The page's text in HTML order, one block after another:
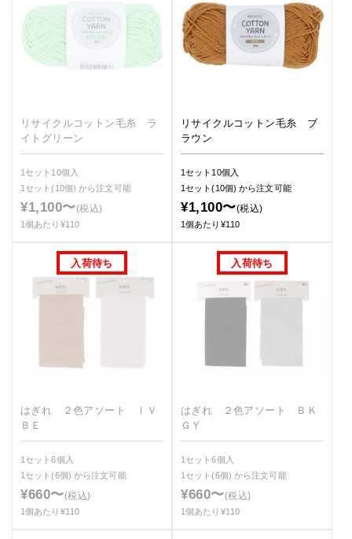
リサイクルコットン毛糸 ラ
イトグリーン
1セット10個入
1セット(10個)から注文可能
¥1,100〜(税込)
1個あたり¥110
リサイクルコットン毛糸 ブ
ラウン
1セット10個入
1セット(10個)から注文可能
¥1,100〜(税込)
1個あたり¥110
はぎれ ２色アソート ＩＶ
ＢＥ
1セット6個入
1セット(6個) から注文可能
¥660〜(税込)
1個あたり¥110
はぎれ ２色アソート ＢＫ
ＧＹ
1セット6個入
1セット(6個) から注文可能
¥660〜(税込)
1個あたり¥110